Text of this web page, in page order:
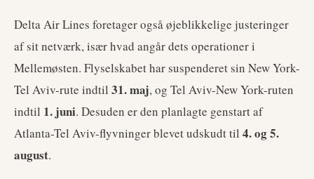
Delta Air Lines foretager også øjeblikkelige justeringer
af sit netværk, især hvad angår dets operationer i
Mellemøsten. Flyselskabet har suspenderet sin New York-
Tel Aviv-rute indtil 31. maj, og Tel Aviv-New York-ruten
indtil 1. juni. Desuden er den planlagte genstart af
Atlanta-Tel Aviv-flyvninger blevet udskudt til 4. og 5.
august.